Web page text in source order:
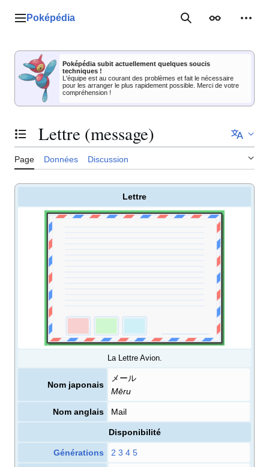
Menu principal
Poképédia RechercherApparence
Poképédia subit actuellement quelques soucis
techniques !
L'équipe est au courant des problèmes et fait le nécessaire
pour les arranger le plus rapidement possible. Merci de votre
compréhension !
Basculer la table des matières
Lettre (message)
Page Données Discussion
Lettre
La Lettre Avion.
Nom japonais
メール
Mēru
Nom anglais Mail
Disponibilité
Générations 2 3 4 5